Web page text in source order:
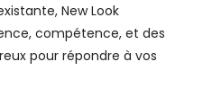
New Look
compétence, et des
pour répondre à vos